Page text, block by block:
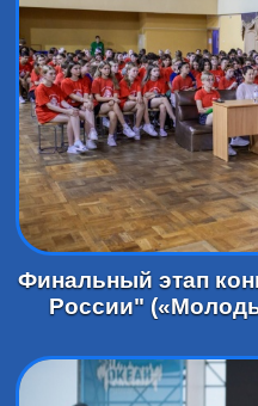
Финальный этап
России"